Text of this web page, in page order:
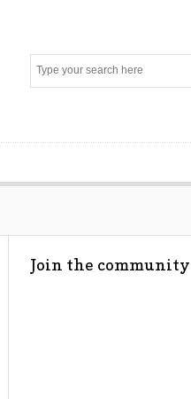
Join the community